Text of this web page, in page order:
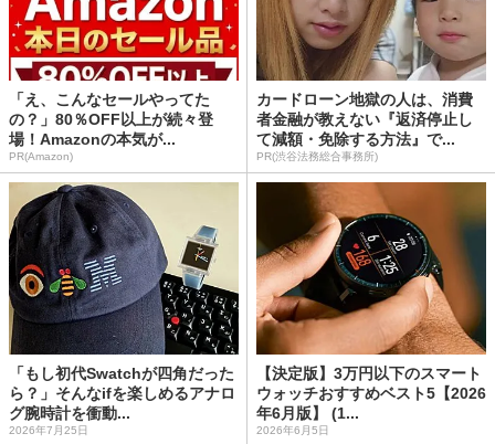
「え、こんなセールやってた
の？」80％OFF以上が続々登
場！Amazonの本気が...
PR(Amazon)
カードローン地獄の人は、消費
者金融が教えない『返済停止し
て減額・免除する方法』で...
PR(渋谷法務総合事務所)
「もし初代Swatchが四角だった
ら？」そんなifを楽しめるアナロ
グ腕時計を衝動...
2026年7月25日
【決定版】3万円以下のスマート
ウォッチおすすめベスト5【2026
年6月版】 (1...
2026年6月5日